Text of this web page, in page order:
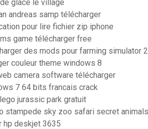
glace le village
andreas samp télécharger
pour lire fichier zip iphone
game télécharger free
des mods pour farming simulator
couleur theme windows 8
camera software télécharger
7 64 bits francais crack
jurassic park gratuit
stampede sky zoo safari secret animals
hp deskjet 3635